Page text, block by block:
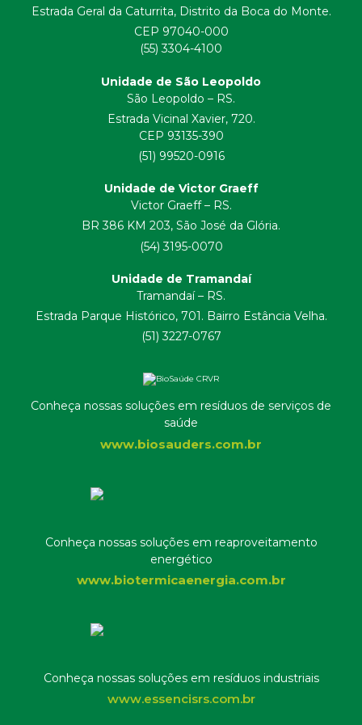
Estrada Geral da Caturrita, Distrito da Boca do Monte.
CEP 97040-000
(55) 3304-4100
Unidade de São Leopoldo
São Leopoldo – RS.
Estrada Vicinal Xavier, 720.
CEP 93135-390
(51) 99520-0916
Unidade de Victor Graeff
Victor Graeff – RS.
BR 386 KM 203, São José da Glória.
(54) 3195-0070
Unidade de Tramandaí
Tramandaí – RS.
Estrada Parque Histórico, 701. Bairro Estância Velha.
(51) 3227-0767
Conheça nossas soluções em resíduos de serviços de
saúde
www.biosauders.com.br
Conheça nossas soluções em reaproveitamento
energético
www.biotermicaenergia.com.br
Conheça nossas soluções em resíduos industriais
www.essencisrs.com.br